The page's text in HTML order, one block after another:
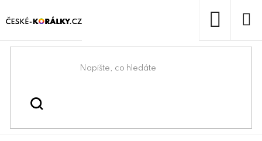
na
Domů
Swarovski® & lůžka
Crystals /